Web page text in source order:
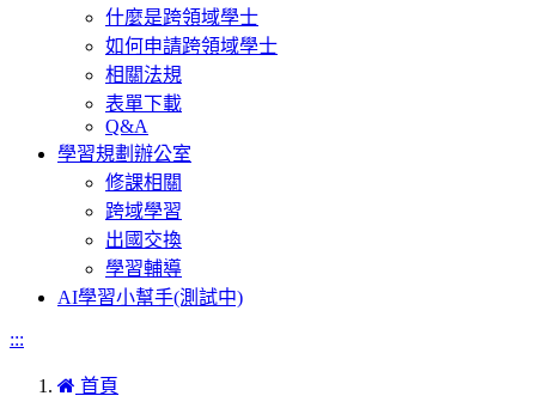
什麼是跨領域學士
如何申請跨領域學士
相關法規
表單下載
Q&A
學習規劃辦公室
修課相關
跨域學習
出國交換
學習輔導
AI學習小幫手(測試中)
:::
首頁